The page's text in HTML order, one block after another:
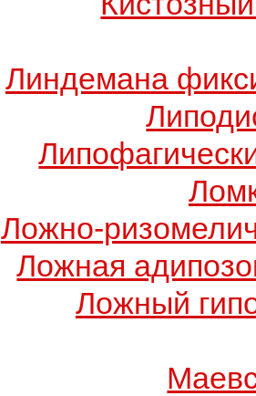
Линдемана
Ложно-
Ложная
Ложный